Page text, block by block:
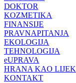
DOKTOR
KOZMETIKA
FINANSIJE
PRAVNAPITANJA
EKOLOGIJA
TEHNOLOGIJA
eUPRAVA
HRANA KAO LIJEK
KONTAKT